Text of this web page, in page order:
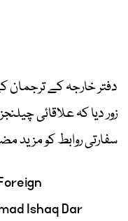
دفتر خارجہ کے ترجمان
زور دیا کہ علاقائی
سفارتی روابط کو مزید
Ishaq Dar